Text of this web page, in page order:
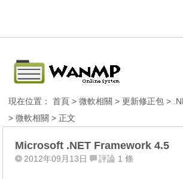
現在位置：首頁 >微軟相關 >更新修正包 >
>微軟相關 > 正文
Microsoft .NET Framework 4.5
2012年09月13日 評論 1 條